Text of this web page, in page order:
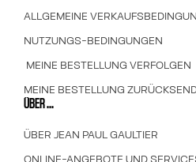
ALLGEMEINE
NUTZUNGS-BEDINGUNGEN
MEINE BESTELLUNG VERFOLGEN
MEINE BESTELLUNG
ÜBER ...
ÜBER JEAN PAUL GAULTIER
ONLINE-ANGEBOTE UND